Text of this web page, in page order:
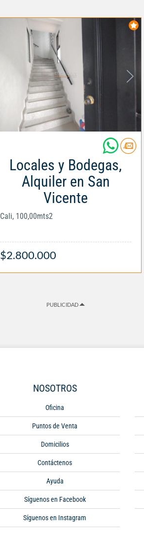
Locales y Bodegas,
Alquiler en San
Vicente
Cali, 100,00mts2
$2.800.000
PUBLICIDAD
NOSOTROS
Oficina
Puntos de Venta
Domicilios
Contáctenos
Ayuda
Síguenos en Facebook
Síguenos en Instagram